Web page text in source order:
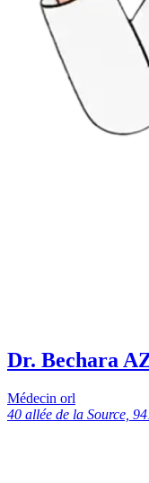
Dr. Bechara
Médecin orl
40 allée de la Source,